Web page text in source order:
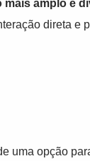
mais amplo e
direta e
uma opção